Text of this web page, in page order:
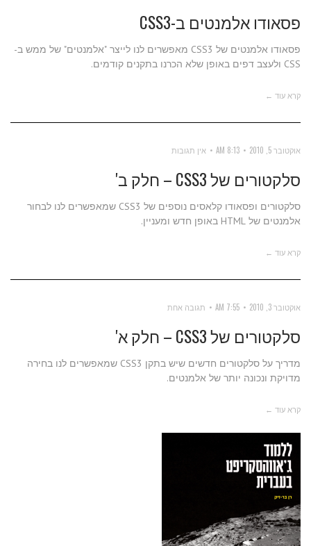
פסאודו אלמנטים ב-CSS3
פסאודו אלמנטים של CSS3 מאפשרים לנו לייצר "אלמנטים" של ממש ב-
CSS ולעצב דפים באופן שלא הכרנו בתקנים קודמים.
קרא עוד ←
אוקטובר 5, 2010 8:13 AM אין תגובות
סלקטורים של CSS3 – חלק ב'
סלקטורים ופסאודו קלאסים נוספים של CSS3 שמאפשרים לנו לבחור
אלמנטים של HTML באופן חדש ומעניין.
קרא עוד ←
אוקטובר 3, 2010 7:55 AM תגובה אחת
סלקטורים של CSS3 – חלק א'
מדריך על סלקטורים חדשים שיש בתקן CSS3 שמאפשרים לנו בחירה
מדויקת ונכונה יותר של אלמנטים.
קרא עוד ←